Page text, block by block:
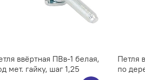
ввёртная ПВв-1 белая,
под мет. гайку, шаг 1,25
Петля